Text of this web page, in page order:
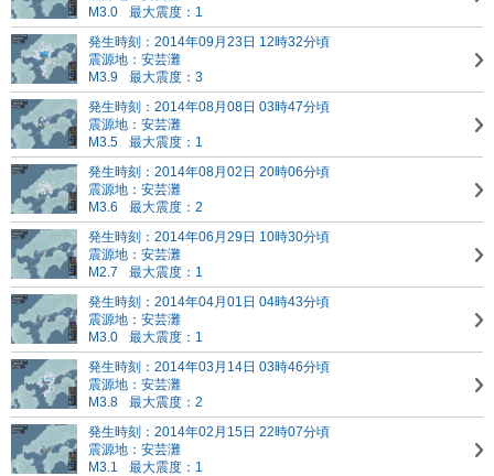
M3.0
最大震度：1
発生時刻：2014年09月23日 12時32分頃
震源地：安芸灘
M3.9
最大震度：3
発生時刻：2014年08月08日 03時47分頃
震源地：安芸灘
M3.5
最大震度：1
発生時刻：2014年08月02日 20時06分頃
震源地：安芸灘
M3.6
最大震度：2
発生時刻：2014年06月29日 10時30分頃
震源地：安芸灘
M2.7
最大震度：1
発生時刻：2014年04月01日 04時43分頃
震源地：安芸灘
M3.0
最大震度：1
発生時刻：2014年03月14日 03時46分頃
震源地：安芸灘
M3.8
最大震度：2
発生時刻：2014年02月15日 22時07分頃
震源地：安芸灘
M3.1
最大震度：1